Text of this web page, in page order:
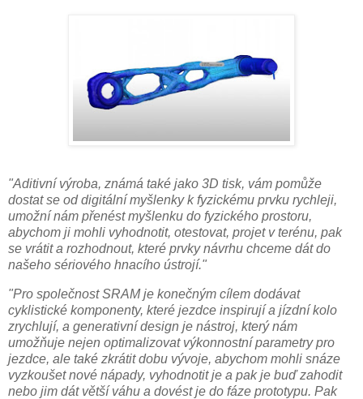
"Aditivní výroba, známá také jako 3D tisk, vám pomůže
dostat se od digitální myšlenky k fyzickému prvku rychleji,
umožní nám přenést myšlenku do fyzického prostoru,
abychom ji mohli vyhodnotit, otestovat, projet v terénu, pak
se vrátit a rozhodnout, které prvky návrhu chceme dát do
našeho sériového hnacího ústrojí."
"Pro společnost SRAM je konečným cílem dodávat
cyklistické komponenty, které jezdce inspirují a jízdní kolo
zrychlují, a generativní design je nástroj, který nám
umožňuje nejen optimalizovat výkonnostní parametry pro
jezdce, ale také zkrátit dobu vývoje, abychom mohli snáze
vyzkoušet nové nápady, vyhodnotit je a pak je buď zahodit
nebo jim dát větší váhu a dovést je do fáze prototypu. Pak